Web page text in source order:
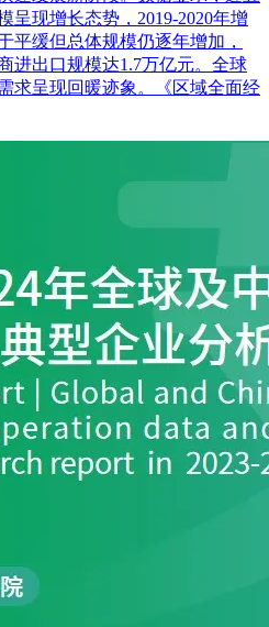
呈现增长态势，2019-2020年增
平缓但总体规模仍逐年增加，
进出口规模达1.7万亿元。全球
求呈现回暖迹象。《区域全面经